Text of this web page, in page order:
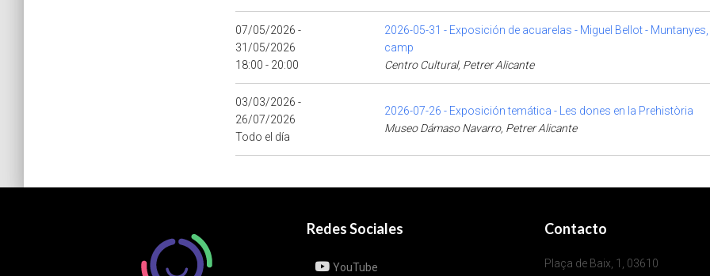
07/05/2026 -
31/05/2026
18:00 - 20:00
2026-05-31 - Exposición de acuarelas - Miguel Bellot -
camp
Centro Cultural, Petrer Alicante
03/03/2026 -
26/07/2026
Todo el día
2026-07-26 - Exposición temática - Les dones en la Prehistòria
Museo Dámaso Navarro, Petrer Alicante
Redes Sociales
YouTube
Contacto
Plaça de Baix, 1, 03610